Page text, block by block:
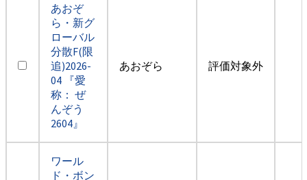
あおぞ
ら・新グ
ローバル
分散F(限
追)2026-
04 『愛
称： ぜ
んぞう
2604』
あおぞら 評価対象外
ワール
ド・ボン